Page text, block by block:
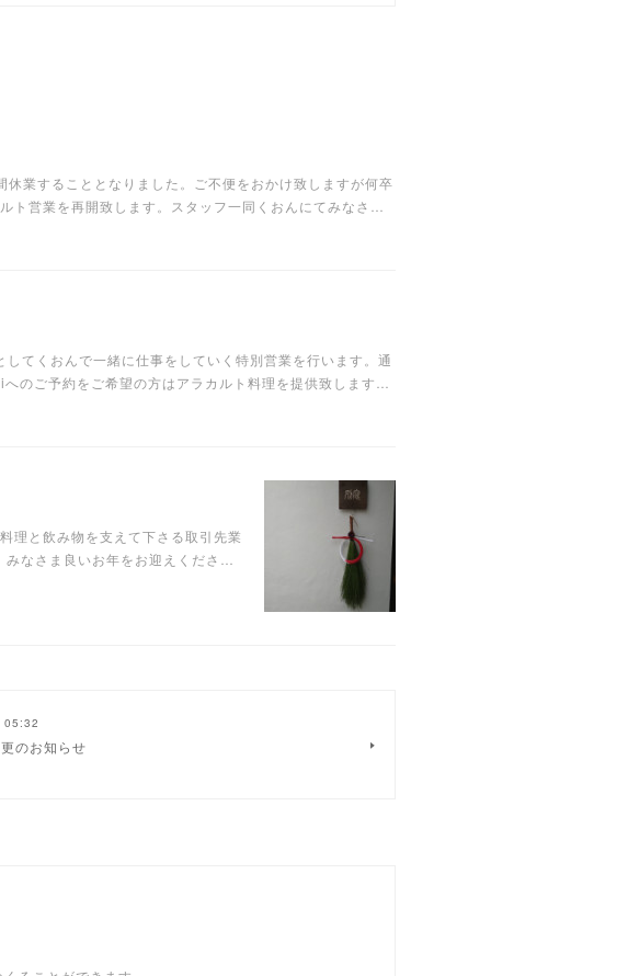
業することとなりました。ご不便をおかけ致しますが何卒
ト営業を再開致します。スタッフ一同くおんにてみなさ…
てくおんで一緒に仕事をしていく特別営業を行います。通
のご予約をご希望の方はアラカルト料理を提供致します…
理と飲み物を支えて下さる取引先業
なさま良いお年をお迎えくださ…
のお知らせ